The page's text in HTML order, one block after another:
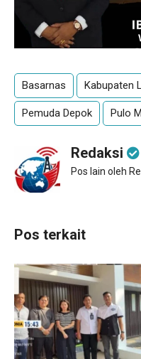
Basarnas Kabupaten
Pemuda Depok Pulo
Redaksi
Pos lain oleh
Pos terkait